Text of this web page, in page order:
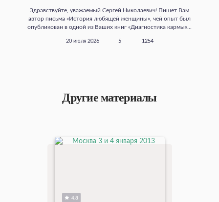
Здравствуйте, уважаемый Сергей Николаевич! Пишет Вам
автор письма «История любящей женщины», чей опыт был
опубликован в одной из Ваших книг «Диагностика кармы»...
20 июля 2026 5 1254
Другие материалы
4.8